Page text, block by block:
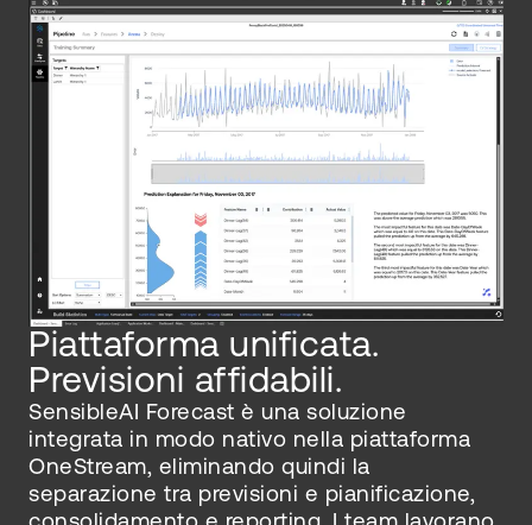
Piattaforma unificata.
Previsioni affidabili.
SensibleAI Forecast è una soluzione
integrata in modo nativo nella piattaforma
OneStream, eliminando quindi la
separazione tra previsioni e pianificazione,